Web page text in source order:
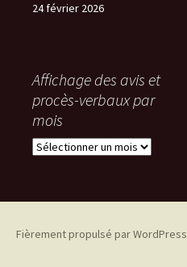
24 février 2026
Affichage des avis et
procès-verbaux par
mois
Affichage
verbaux
Fièrement propulsé par WordPress